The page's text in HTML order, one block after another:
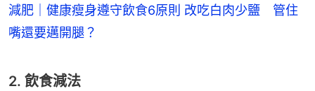
減肥｜健康瘦身遵守飲食6原則 改吃白肉少鹽 管住
嘴還要邁開腿？
2. 飲食減法